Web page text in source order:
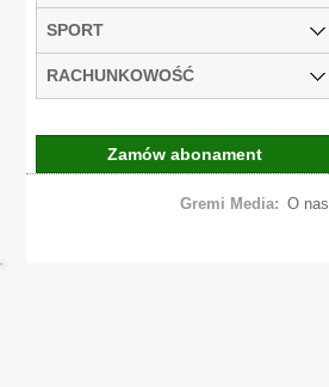
SPORT
RACHUNKOWOŚĆ
Zamów abonament
Gremi Media: O nas